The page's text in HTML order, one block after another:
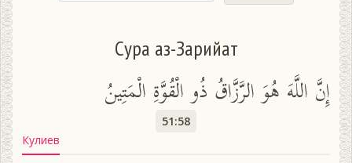
Сура аз-Зарийат
إِنَّ اللَّهَ هُوَ الرَّزَّاقُ ذُو الْقُوَّةِ الْمَتِينُ
51:58
Кулиев